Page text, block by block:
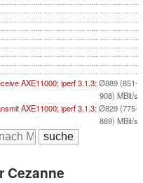
AXE11000; iperf 3.1.3:Ø889 (851-
908) MBit/s
AXE11000; iperf 3.1.3:Ø829 (775-
889) MBit/s
Cezanne